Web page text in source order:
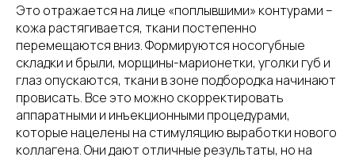
Это отражается на лице «поплывшими» контурами –
кожа растягивается, ткани постепенно
перемещаются вниз. Формируются носогубные
складки и брыли, морщины-марионетки, уголки губ и
глаз опускаются, ткани в зоне подбородка начинают
провисать. Все это можно скорректировать
аппаратными и инъекционными процедурами,
которые нацелены на стимуляцию выработки нового
коллагена. Они дают отличные результаты, но на